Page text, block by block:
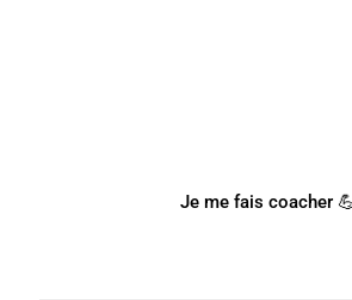
Je me fais coacher